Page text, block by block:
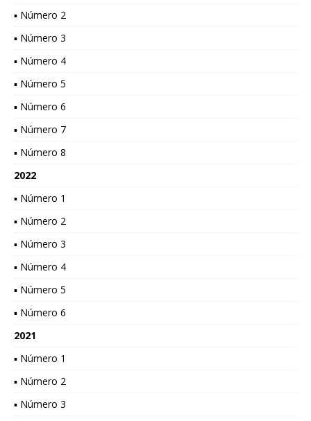
▪ Número 2
▪ Número 3
▪ Número 4
▪ Número 5
▪ Número 6
▪ Número 7
▪ Número 8
2022
▪ Número 1
▪ Número 2
▪ Número 3
▪ Número 4
▪ Número 5
▪ Número 6
2021
▪ Número 1
▪ Número 2
▪ Número 3